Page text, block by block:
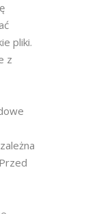
pliki.
z